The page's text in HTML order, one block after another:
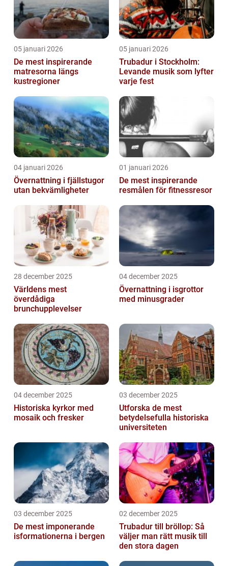
05 januari 2026
De mest inspirerande
matresorna längs
kustregioner
05 januari 2026
Trubadur i Stockholm:
Levande musik som lyfter
varje fest
04 januari 2026
Övernattning i fjällstugor
utan bekvämligheter
01 januari 2026
De mest inspirerande
resmålen för fitnessresor
28 december 2025
Världens mest
överdådiga
brunchupplevelser
04 december 2025
Övernattning i isgrottor
med minusgrader
04 december 2025
Historiska kyrkor med
mosaik och fresker
03 december 2025
Utforska de mest
betydelsefulla historiska
universiteten
03 december 2025
De mest imponerande
isformationerna i bergen
02 december 2025
Trubadur till bröllop: Så
väljer man rätt musik till
den stora dagen